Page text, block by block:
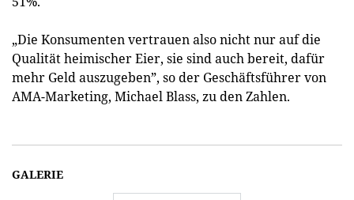
„Die Konsumenten vertrauen also nicht nur auf die
Qualität heimischer Eier, sie sind auch bereit, dafür
mehr Geld auszugeben”, so der Geschäftsführer von
AMA-Marketing, Michael Blass, zu den Zahlen.
GALERIE